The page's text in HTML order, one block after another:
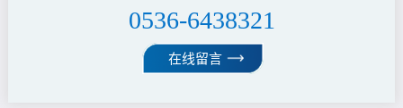
0536-6438321
在线留言